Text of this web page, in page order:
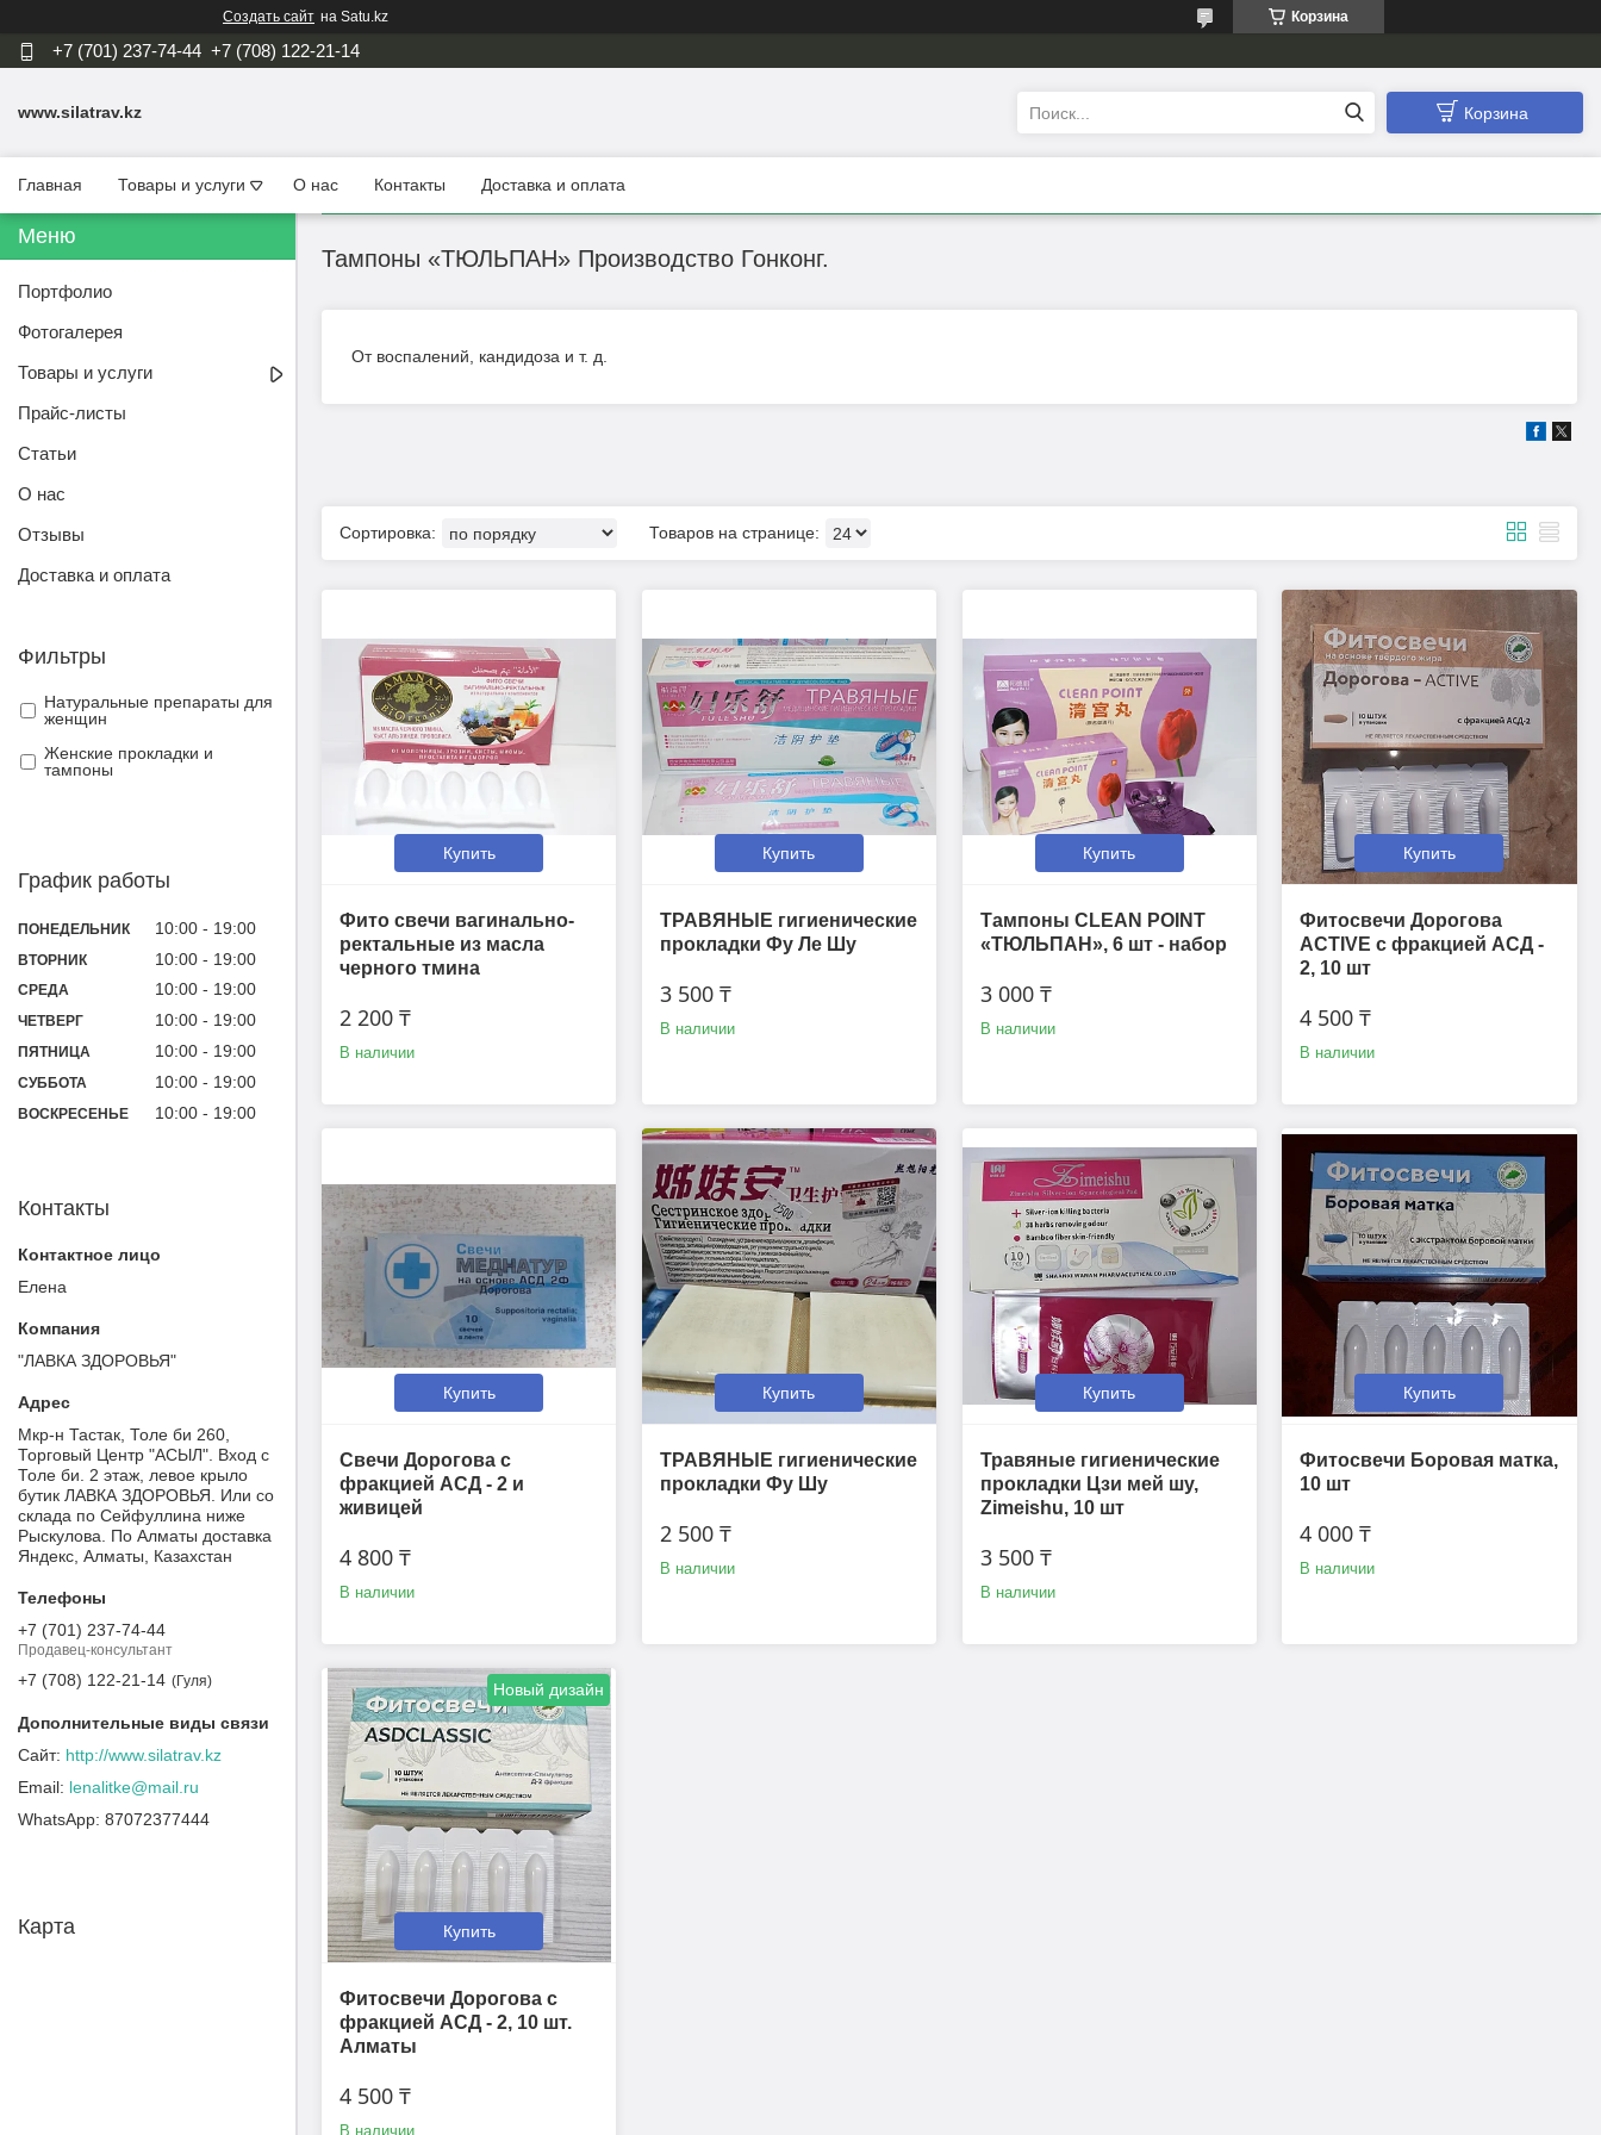
Создать сайт на Satu.kz Корзина
+7 (701) 237-74-44 +7 (708) 122-21-14
www.silatrav.kz Корзина
Главная Товары и услуги О нас Контакты Доставка и оплата
Тампоны «ТЮЛЬПАН» Производство Гонконг.
От воспалений, кандидоза и т. д.
Купить
Фито свечи вагинально-
ректальные из масла
черного тмина
2 200 ₸
В наличии
Купить
ТРАВЯНЫЕ гигиенические
прокладки Фу Ле Шу
3 500 ₸
В наличии
Купить
Тампоны CLEAN POINT
«ТЮЛЬПАН», 6 шт - набор
3 000 ₸
В наличии
Купить
Фитосвечи Дорогова
ACTIVE с фракцией АСД -
2, 10 шт
4 500 ₸
В наличии
Купить
Свечи Дорогова с
фракцией АСД - 2 и
живицей
4 800 ₸
В наличии
Купить
ТРАВЯНЫЕ гигиенические
прокладки Фу Шу
2 500 ₸
В наличии
Купить
Травяные гигиенические
прокладки Цзи мей шу,
Zimeishu, 10 шт
3 500 ₸
В наличии
Купить
Фитосвечи Боровая матка,
10 шт
4 000 ₸
В наличии
Новый дизайн
Купить
Фитосвечи Дорогова с
фракцией АСД - 2, 10 шт.
Алматы
4 500 ₸
В наличии
Портфолио
Фотогалерея
Товары и услуги
Прайс-листы
Статьи
О нас
Отзывы
Доставка и оплата
Фильтры
Натуральные препараты для
женщин
Женские прокладки и
тампоны
График работы
ПОНЕДЕЛЬНИК 10:00 19:00
ВТОРНИК 10:00 19:00
СРЕДА 10:00 19:00
ЧЕТВЕРГ 10:00 19:00
ПЯТНИЦА 10:00 19:00
СУББОТА 10:00 19:00
ВОСКРЕСЕНЬЕ 10:00 19:00
Контакты
Елена
"ЛАВКА ЗДОРОВЬЯ"
Мкр-н Тастак, Толе би 260,
Торговый Центр "АСЫЛ". Вход с
Толе би. 2 этаж, левое крыло
бутик ЛАВКА ЗДОРОВЬЯ. Или со
склада по Сейфуллина ниже
Рыскулова. По Алматы доставка
Яндекс, Алматы, Казахстан
+7 (701) 237-74-44
Продавец-консультант
+7 (708) 122-21-14 Гуля
http://www.silatrav.kz
lenalitke@mail.ru
87072377444
Карта